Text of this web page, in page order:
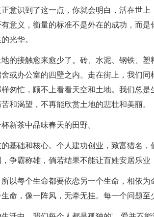
意识到了这一点，你就会明白，活在世
意义，衡量的标准不是外在的成功，而
光华。
的接触愈来愈少了。砖、水泥、钢铁、
或办公室的四壁之内。走在街上，我们
匆忙，顾不上看看天空和土地。我们总
和渴望，不再能欣赏土地的悲壮和美丽。
新茶中品味春天的田野。
基础和核心。个人建功创业，致富猎名
争霸称雄，倘若结果不能让百姓安居乐业
以每个生命都要依恋另一个生命，相依
命，像一阵风，无牵无挂。每一个问题至